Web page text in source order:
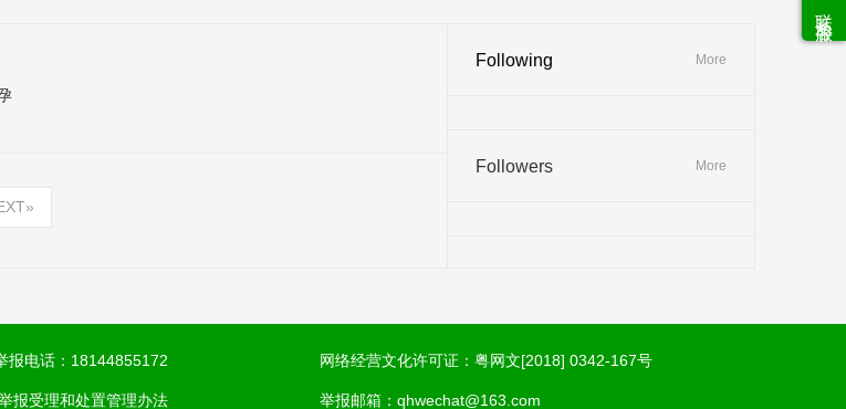
»
Following More
Followers More
报电话：18144855172
报受理和处置管理办法
网络经营文化许可证：粤网文[2018] 0342-167号
举报邮箱：qhwechat@163.com